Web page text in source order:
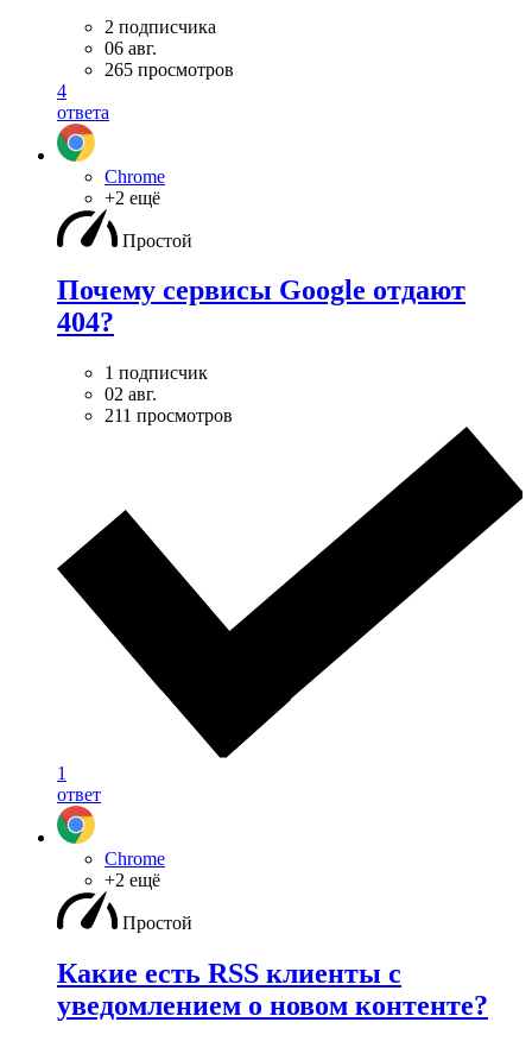
2 подписчика
06 авг.
265 просмотров
4
ответа
Chrome
+2 ещё
Простой
Почему сервисы Google отдают
404?
1 подписчик
02 авг.
211 просмотров
1
ответ
Chrome
+2 ещё
Простой
Какие есть RSS клиенты с
уведомлением о новом контенте?